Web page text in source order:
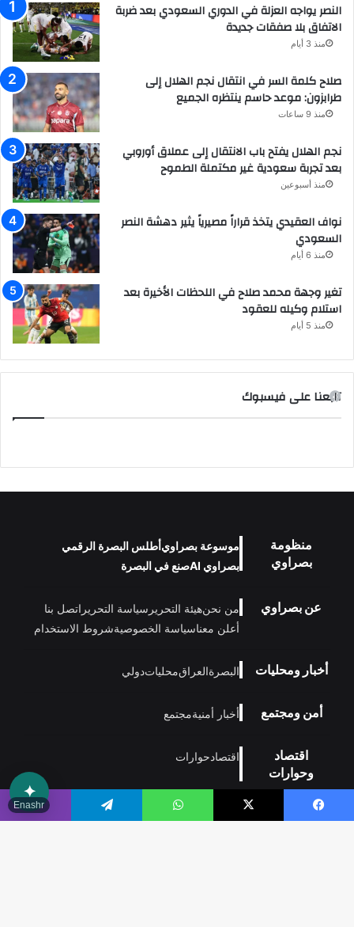
النصر يواجه العزلة في الدوري السعودي بعد ضربة
الاتفاق بلا صفقات جديدة
منذ 3 أيام
صلاح كلمة السر في انتقال نجم الهلال إلى
طرابزون: موعد حاسم ينتظره الجميع
منذ 9 ساعات
نجم الهلال يفتح باب الانتقال إلى عملاق أوروبي
بعد تجربة سعودية غير مكتملة الطموح
منذ أسبوعين
نواف العقيدي يتخذ قراراً مصيرياً يثير دهشة النصر
السعودي
منذ 6 أيام
تغير وجهة محمد صلاح في اللحظات الأخيرة بعد
استلام وكيله للعقود
منذ 5 أيام
تابعنا على فيسبوك
منظومة
بصراوي
موسوعة بصراويأطلس البصرة الرقمي
بصراوي AI
صنع في البصرة
عن بصراوي من نحنهيئة التحرير سياسة التحرير اتصل بنا
أعلن معناسياسة الخصوصيةشروط الاستخدام
أخبار ومحليات البصرةالعراقمحلياتدولي
أمن ومجتمع أخبار أمنيةمجتمع
اقتصاد
وحوارات
اقتصادحوارات
رياضة عراقية فيسبوك ‫X واتساب تيلقرام ڤايبر
✦
Enashr